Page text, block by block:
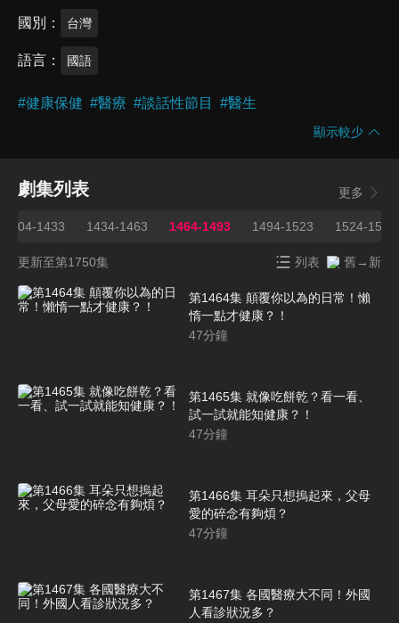
國別 台灣
語言 國語
#健康保健 #醫療 #談話性節目 #醫生
顯示較少
劇集列表 更多
1404-1433 1434-1463 1464-1493 1494-1523 1524-1553
更新至第1750集 列表 舊→新
第1464集 顛覆你以為的日常！懶
惰一點才健康？！
47分鐘
第1465集 就像吃餅乾？看一看、
試一試就能知健康？！
47分鐘
第1466集 耳朵只想摀起來，父母
愛的碎念有夠煩？
47分鐘
第1467集 各國醫療大不同！外國
人看診狀況多？